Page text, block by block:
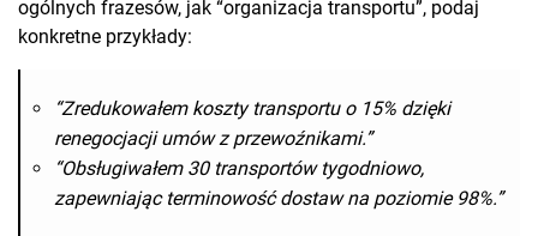
ogólnych frazesów, jak “organizacja transportu”, podaj
konkretne przykłady:
“Zredukowałem koszty transportu o 15% dzięki
renegocjacji umów z przewoźnikami.”
“Obsługiwałem 30 transportów tygodniowo,
zapewniając terminowość dostaw na poziomie 98%.”